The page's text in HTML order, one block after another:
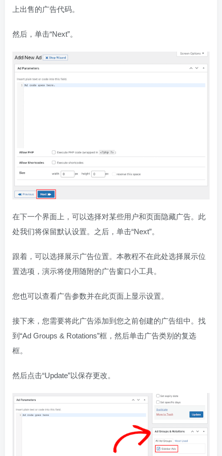
上出售的广告代码。
然后，单击“Next”。
在下一个界面上，可以选择对某些用户和页面隐藏广告。此
处我们将保留默认设置。之后，单击“Next”。
跟着，可以选择展示广告位置。本教程不在此处选择展示位
置选项，演示将使用随附的广告窗口小工具。
您也可以查看广告参数并在此页面上显示设置。
接下来，您需要将此广告添加到您之前创建的广告组中。找
到“Ad Groups & Rotations”框，然后单击广告类别的复选
框。
然后点击“Update”以保存更改。